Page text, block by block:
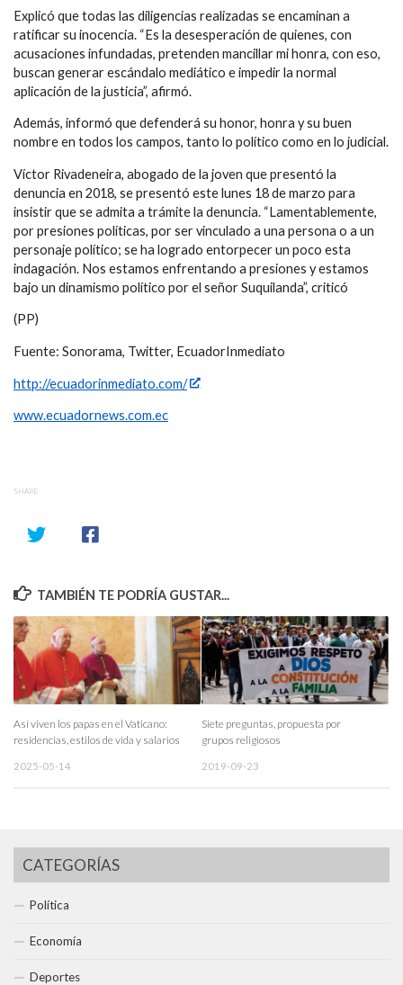
Explicó que todas las diligencias realizadas se encaminan a
ratificar su inocencia. “Es la desesperación de quienes, con
acusaciones infundadas, pretenden mancillar mi honra, con eso,
buscan generar escándalo mediático e impedir la normal
aplicación de la justicia”, afirmó.
Además, informó que defenderá su honor, honra y su buen
nombre en todos los campos, tanto lo político como en lo judicial.
Víctor Rivadeneira, abogado de la joven que presentó la
denuncia en 2018, se presentó este lunes 18 de marzo para
insistir que se admita a trámite la denuncia. “Lamentablemente,
por presiones políticas, por ser vinculado a una persona o a un
personaje político; se ha logrado entorpecer un poco esta
indagación. Nos estamos enfrentando a presiones y estamos
bajo un dinamismo político por el señor Suquilanda”, criticó
(PP)
Fuente: Sonorama, Twitter, EcuadorInmediato
http://ecuadorinmediato.com/
www.ecuadornews.com.ec
SHARE
TAMBIÉN TE PODRÍA GUSTAR...
Así viven los papas en el Vaticano:
residencias, estilos de vida y salarios
2025-05-14
Siete preguntas, propuesta por
grupos religiosos
2019-09-23
CATEGORÍAS
Política
Economía
Deportes